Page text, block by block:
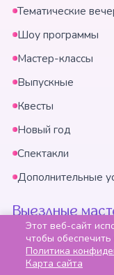
Тематические
Шоу программы
Мастер-классы
Выпускные
Квесты
Новый год
Спектакли
Дополнительные
Выездные
Детские
Для взрослых
Этот веб-сайт
чтобы
Политика
Карта сайта